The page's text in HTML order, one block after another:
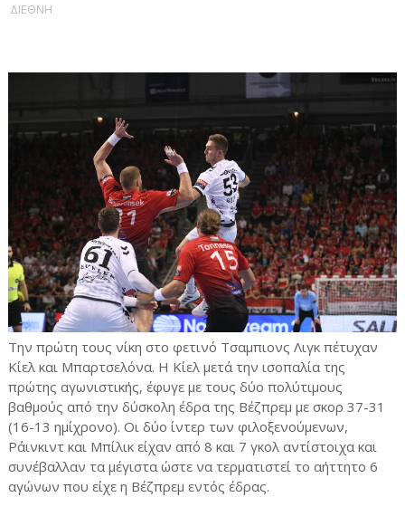
ΔΙΕΘΝΗ
Την πρώτη τους νίκη στο φετινό Τσαμπιονς Λιγκ πέτυχαν
Κίελ και Μπαρτσελόνα. Η Κίελ μετά την ισοπαλία της
πρώτης αγωνιστικής, έφυγε με τους δύο πολύτιμους
βαθμούς από την δύσκολη έδρα της Βέζπρεμ με σκορ 37-31
(16-13 ημίχρονο). Οι δύο ίντερ των φιλοξενούμενων,
Ράινκιντ και Μπίλικ είχαν από 8 και 7 γκολ αντίστοιχα και
συνέβαλλαν τα μέγιστα ώστε να τερματιστεί το αήττητο 6
αγώνων που είχε η Βέζπρεμ εντός έδρας.